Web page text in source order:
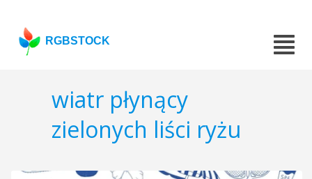
RGBSTOCK
wiatr płynący
zielonych liści ryżu